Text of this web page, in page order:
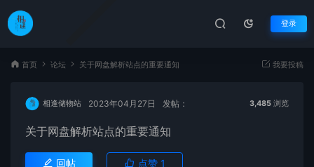
登录
首页 论坛 关于网盘解析站点的重要通知 我要投稿
相逢储物站 2023年04月27日 发帖： 3,485 浏览
关于网盘解析站点的重要通知
回帖 点赞 1